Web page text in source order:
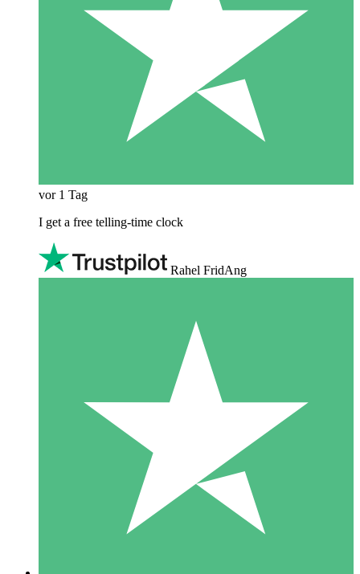
vor 1 Tag
I get a free telling-time clock
Rahel FridAng